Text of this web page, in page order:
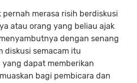
merasa risih berdiskusi
atau orang yang beliau ajak
dengan senang
diskusi semacam itu
dapat memberikan
bagi pembicara dan